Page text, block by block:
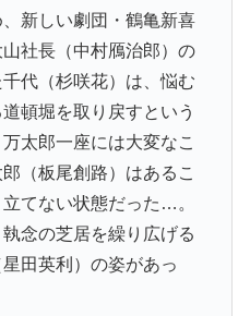
新しい劇団・鶴亀新喜
社長（中村鴈治郎）の
代（杉咲花）は、悩む
頓堀を取り戻すという
太郎一座には大変なこ
（板尾創路）はあるこ
てない状態だった…。
念の芝居を繰り広げる
田英利）の姿があっ